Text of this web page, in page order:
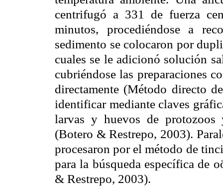
centrifugó a 331 de fuerza
minutos, procediéndose a
sedimento se colocaron por
cuales se le adicionó solución
cubriéndose las preparaciones
directamente (Método directo
identificar mediante claves
larvas y huevos de protozoos
(Botero & Restrepo, 2003).
procesaron por el método de
para la búsqueda específica de
& Restrepo, 2003).